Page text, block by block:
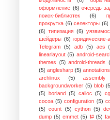
оформление (6) очередь-
поиск-библиотек
(6)
прокрутка (6) селекторы (6)
(6) типизация (6)
шейдеры (6) юридические-
Telegram (5) adb (5) aes
linearlayout (5) android-
themes (5) android-threads
(5) anglesharp (5) annotations
archlinux
(5) assembly
backgroundworker (5) blob
(5) borland (5) calloc (5)
cocoa (5) configuration (5)
(5)
count (5) cython (5)
dump (5) emmet (5) f# (5)